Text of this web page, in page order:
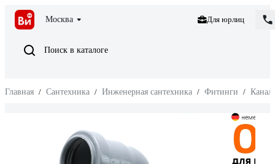
Москва Для юрлиц
Поиск в каталоге
Главная / Сантехника / Инженерная сантехника / Фитинги /